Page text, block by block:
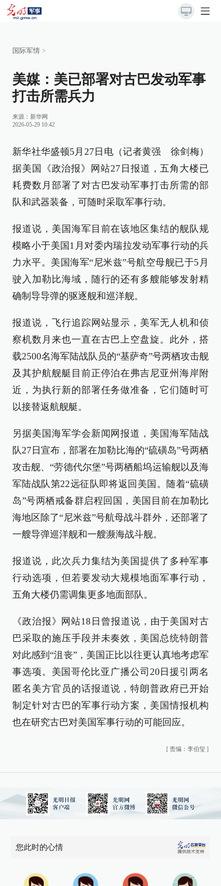
国际军情 >
美媒：美已部署对古巴发动军事
打击所需兵力
来源： 新华网
2026-05-29 10:42
新华社华盛顿5月27日电（记者黄强 徐剑梅）
据美国《政治报》网站27日报道，五角大楼已
耗费数月部署了对古巴发动军事打击所需的部
队和武器装备，可随时采取军事行动。
报道说，美国海军目前在该地区集结的舰队规
模略小于美国1月对委内瑞拉发动军事行动的兵
力水平。美国海军“尼米兹”号航空母舰已于5月
驶入加勒比海域，随行的还有多艘能够发射精
确制导导弹的驱逐舰和巡洋舰。
报道说，飞行追踪网站显示，美军无人机和侦
察机数月来也一直在古巴上空盘旋。此外，搭
载2500名海军陆战队员的“基萨奇”号两栖攻击舰
及其护航舰艇目前正停泊在弗吉尼亚州海岸附
近，为执行新的部署任务做准备，它们随时可
以接替返航舰艇。
另据美国海军学会新闻网报道，美国海军陆战
队27日宣布，部署在加勒比海的“硫磺岛”号两栖
攻击舰、“劳德代尔堡”号两栖船坞运输舰以及海
军陆战队第22远征队即将返回美国。随着“硫磺
岛”号两栖戒备群启程回国，美国目前在加勒比
海地区除了“尼米兹”号航母战斗群外，还部署了
一艘导弹巡洋舰和一艘濒海战斗舰。
报道说，此次兵力集结为美国提供了多种军事
行动选项，但若要发动大规模地面军事行动，
五角大楼仍需调集更多地面部队。
《政治报》网站18日曾报道说，由于美国对古
巴采取的施压手段并未奏效，美国总统特朗普
对此感到“沮丧”，美国正比以往更认真地考虑军
事选项。美国哥伦比亚广播公司20日援引两名
匿名美方官员的话报道说，特朗普政府已开始
制定针对古巴的军事行动方案，美国情报机构
也在研究古巴对美国军事行动的可能回应。
[ 责编：李伯玺 ]
您此时的心情